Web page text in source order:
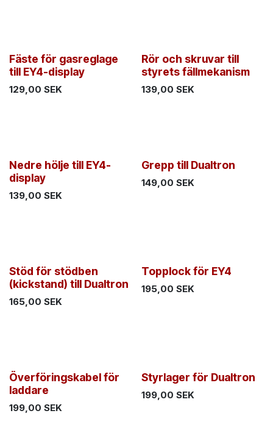
Fäste för gasreglage
till EY4-display
129,00 SEK
Rör och skruvar till
styrets fällmekanism
139,00 SEK
Nedre hölje till EY4-
display
139,00 SEK
Grepp till Dualtron
149,00 SEK
Stöd för stödben
(kickstand) till Dualtron
165,00 SEK
Topplock för EY4
195,00 SEK
Överföringskabel för
laddare
199,00 SEK
Styrlager för Dualtron
199,00 SEK